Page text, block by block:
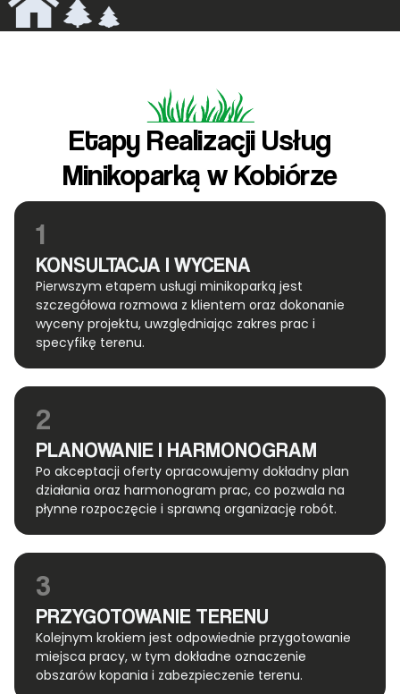
Etapy Realizacji Usług
Minikoparką w Kobiórze
1
KONSULTACJA I WYCENA
Pierwszym etapem usługi minikoparką jest
szczegółowa rozmowa z klientem oraz dokonanie
wyceny projektu, uwzględniając zakres prac i
specyfikę terenu.
2
PLANOWANIE I HARMONOGRAM
Po akceptacji oferty opracowujemy dokładny plan
działania oraz harmonogram prac, co pozwala na
płynne rozpoczęcie i sprawną organizację robót.
3
PRZYGOTOWANIE TERENU
Kolejnym krokiem jest odpowiednie przygotowanie
miejsca pracy, w tym dokładne oznaczenie
obszarów kopania i zabezpieczenie terenu.